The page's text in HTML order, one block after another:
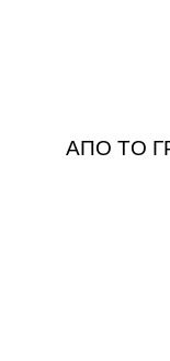
ΑΠΟ ΤΟ